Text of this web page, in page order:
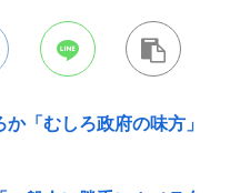
「むしろ政府の味方」